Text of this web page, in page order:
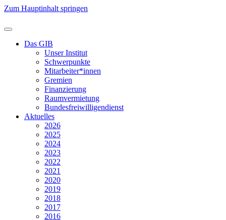
Zum Hauptinhalt springen
Das GIB
Unser Institut
Schwerpunkte
Mitarbeiter*innen
Gremien
Finanzierung
Raumvermietung
Bundesfreiwilligendienst
Aktuelles
2026
2025
2024
2023
2022
2021
2020
2019
2018
2017
2016